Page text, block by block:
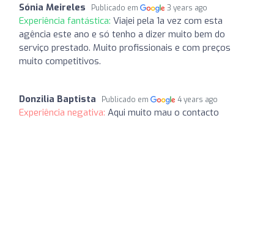
Sónia Meireles Publicado em 3 years ago
Experiência fantástica: Viajei pela 1a vez com esta
agência este ano e só tenho a dizer muito bem do
serviço prestado. Muito profissionais e com preços
muito competitivos.
Donzilia Baptista Publicado em 4 years ago
Experiência negativa: Aqui muito mau o contacto